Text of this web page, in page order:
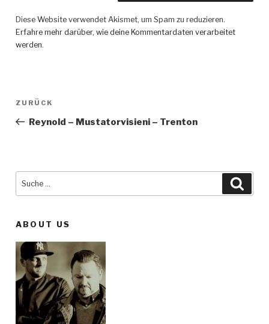
Diese Website verwendet Akismet, um Spam zu reduzieren.
Erfahre mehr darüber, wie deine Kommentardaten verarbeitet
werden.
Beitragsnavigation
Vorheriger
ZURÜCK
Reynold – Mustatorvisieni – Trenton
ABOUT US